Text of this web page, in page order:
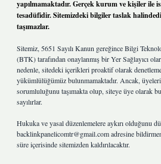
yapılmamaktadır. Gerçek kurum ve kişiler ile
tesadüfidir. Sitemizdeki bilgiler taslak
taşımazlar.
Sitemiz, 5651 Sayılı Kanun gereğince Bilgi
(BTK) tarafından onaylanmış bir Yer Sağlayıcı
nedenle, sitedeki içerikleri proaktif olarak
yükümlülüğümüz bulunmamaktadır. Ancak,
sorumluluğunu taşımakta olup, siteye üye olarak
sayılırlar.
Hukuka ve yasal düzenlemelere aykırı olduğunu
backlinkpanelicomtr@gmail.comadresine
süre içerisinde sitemizden kaldırılacaktır.